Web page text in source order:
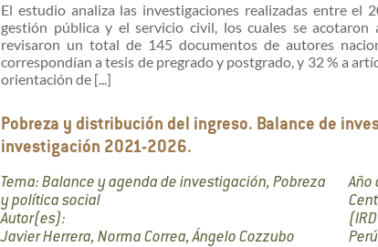
El estudio analiza las investigaciones realizadas entre
gestión pública y el servicio civil, los cuales se
revisaron un total de 145 documentos de autores
correspondían a tesis de pregrado y postgrado, y 32 % a
orientación de [...]
Pobreza y distribución del ingreso. Balance de
investigación 2021-2026.
Tema: Balance y agenda de investigación, Pobreza
y política social
Autor(es):
Javier Herrera, Norma Correa, Ángelo Cozzubo
Año
Perú